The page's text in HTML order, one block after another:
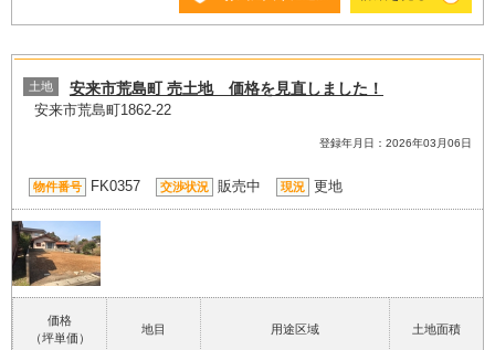
土地 安来市荒島町 売土地 価格を見直しました！
安来市荒島町1862-22
登録年月日：2026年03月06日
物件番号 FK0357 交渉状況 販売中 現況 更地
価格
（坪単価）
地目 用途区域 土地面積